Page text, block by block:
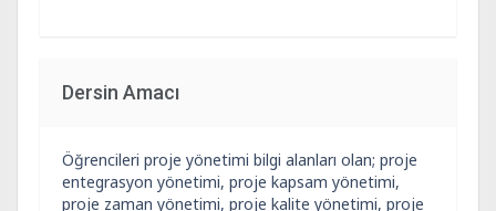
Dersin Amacı
Öğrencileri proje yönetimi bilgi alanları olan; proje
entegrasyon yönetimi, proje kapsam yönetimi,
proje zaman yönetimi, proje kalite yönetimi, proje